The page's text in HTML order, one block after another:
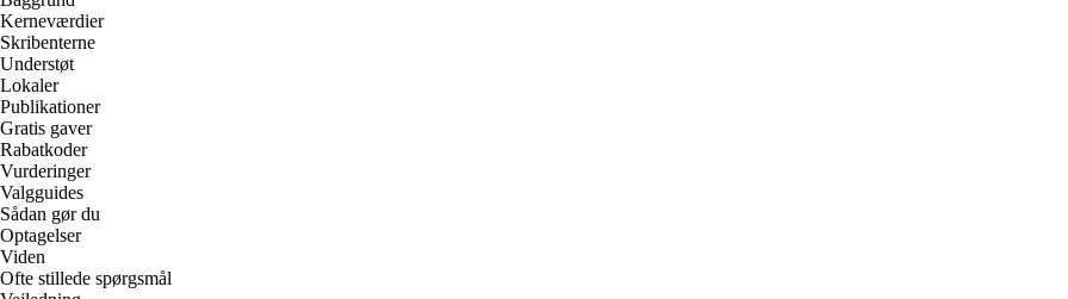
Kerneværdier
Skribenterne
Understøt
Lokaler
Publikationer
Gratis gaver
Rabatkoder
Vurderinger
Valgguides
Sådan gør du
Optagelser
Viden
Ofte stillede spørgsmål